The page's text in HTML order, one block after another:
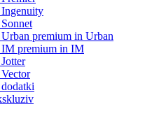
premium in Urban
IM premium in IM